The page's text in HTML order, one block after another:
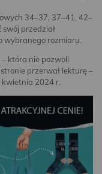
34–37, 37–41, 42–
przedział
wybranego rozmiaru.
– która nie pozwoli
przerwał lekturę –
kwietnia 2024 r.